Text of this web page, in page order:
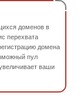
доменов в
перехвата
домена
пул
ваши